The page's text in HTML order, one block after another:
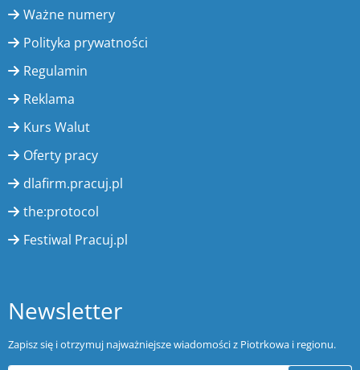
Ważne numery
Polityka prywatności
Regulamin
Reklama
Kurs Walut
Oferty pracy
dlafirm.pracuj.pl
the:protocol
Festiwal Pracuj.pl
Newsletter
Zapisz się i otrzymuj najważniejsze wiadomości z Piotrkowa i regionu.